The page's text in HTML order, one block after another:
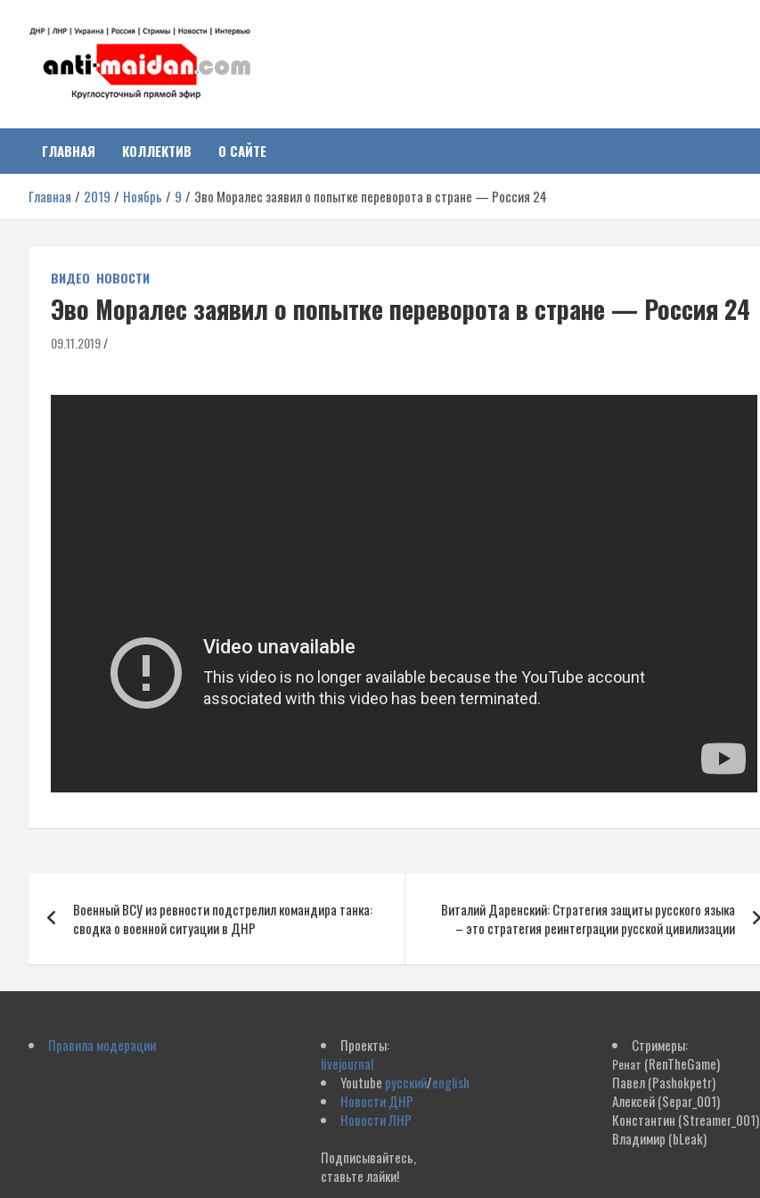
Антимайдан:
Гражданская война на
Украине
о гражданской войне на Украине, включая события в Новороссии,
ДНР, ЛНР и других регионах.
ГЛАВНАЯ КОЛЛЕКТИВ О САЙТЕ
Главная 2019 Ноябрь 9 Эво Моралес заявил о попытке переворота в стране — Россия 24
ВИДЕО НОВОСТИ
Эво Моралес заявил о попытке переворота в стране — Россия 24
09.11.2019
по
записям
Военный ВСУ из ревности подстрелил командира танка:
сводка о военной ситуации в ДНР
Виталий Даренский: Стратегия защиты русского языка
– это стратегия реинтеграции русской цивилизации
Правила модерации
Проекты:
livejournal
Youtube русский/english
Новости ДНР
Новости ЛНР
Подписывайтесь,
ставьте лайки!
Стримеры:
Ренат (RenTheGame)
Павел(Pashokpetr)
Алексей(Separ_001)
Константин (Streamer_001)
Владимир (bLeak)